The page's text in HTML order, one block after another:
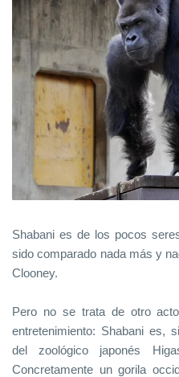
Shabani es de los pocos
sido comparado nada más y
Clooney.
Pero no se trata de otro
entretenimiento: Shabani es,
del zoológico japonés
Concretamente un gorila